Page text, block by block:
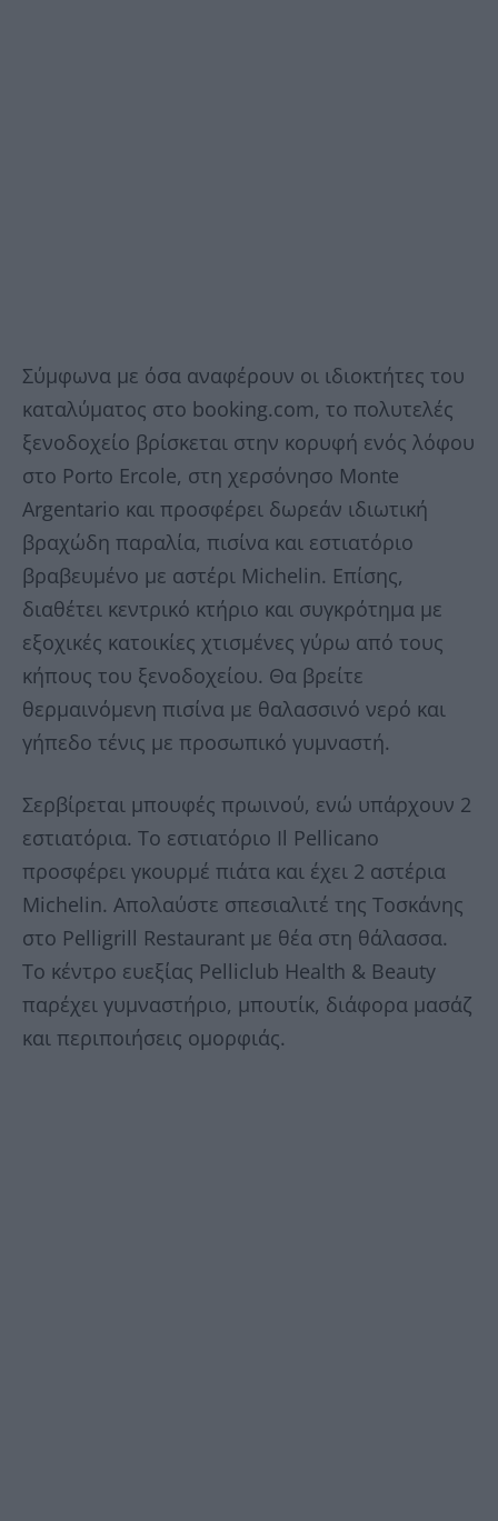
Σύμφωνα με όσα αναφέρουν οι ιδιοκτήτες του
καταλύματος στο booking.com, το πολυτελές
ξενοδοχείο βρίσκεται στην κορυφή ενός λόφου
στο Porto Ercole, στη χερσόνησο Monte
Argentario και προσφέρει δωρεάν ιδιωτική
βραχώδη παραλία, πισίνα και εστιατόριο
βραβευμένο με αστέρι Michelin. Επίσης,
διαθέτει κεντρικό κτήριο και συγκρότημα με
εξοχικές κατοικίες χτισμένες γύρω από τους
κήπους του ξενοδοχείου. Θα βρείτε
θερμαινόμενη πισίνα με θαλασσινό νερό και
γήπεδο τένις με προσωπικό γυμναστή.
Σερβίρεται μπουφές πρωινού, ενώ υπάρχουν 2
εστιατόρια. Το εστιατόριο Il Pellicano
προσφέρει γκουρμέ πιάτα και έχει 2 αστέρια
Michelin. Απολαύστε σπεσιαλιτέ της Τοσκάνης
στο Pelligrill Restaurant με θέα στη θάλασσα.
Το κέντρο ευεξίας Pelliclub Health & Beauty
παρέχει γυμναστήριο, μπουτίκ, διάφορα μασάζ
και περιποιήσεις ομορφιάς.